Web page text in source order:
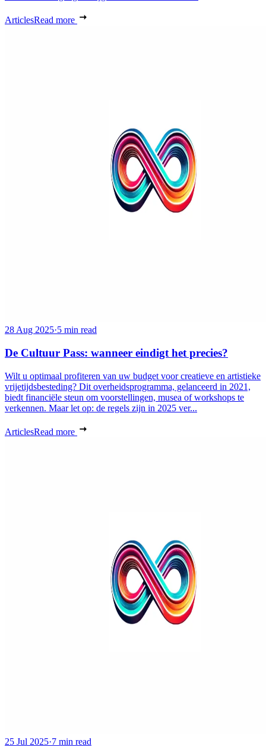
ArticlesRead more
28 Aug 2025·5 min read
De Cultuur Pass: wanneer eindigt het precies?
Wilt u optimaal profiteren van uw budget voor creatieve en artistieke
vrijetijdsbesteding? Dit overheidsprogramma, gelanceerd in 2021,
biedt financiële steun om voorstellingen, musea of workshops te
verkennen. Maar let op: de regels zijn in 2025 ver...
ArticlesRead more
25 Jul 2025·7 min read